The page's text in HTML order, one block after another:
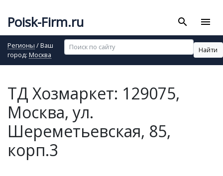
Poisk-Firm.ru search menu
Регионы / Ваш
город: Москва
Найти
ТД Хозмаркет: 129075,
Москва, ул.
Шереметьевская, 85,
корп.3